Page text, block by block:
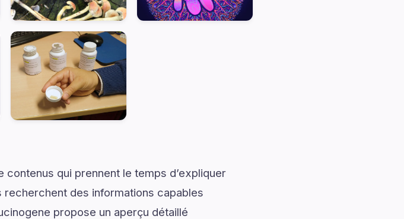
qui prennent le temps d’expliquer
des informations capables
propose un aperçu détaillé